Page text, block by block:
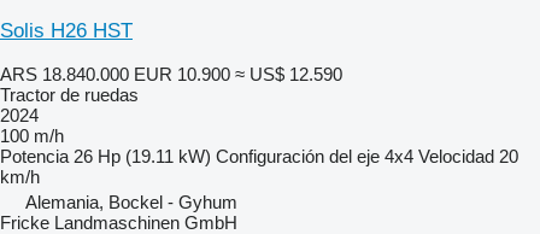
Solis H26 HST
ARS 18.840.000 EUR 10.900 ≈ US$ 12.590
Tractor de ruedas
2024
100 m/h
Potencia 26 Hp (19.11 kW) Configuración del eje 4x4 Velocidad 20
km/h
Alemania, Bockel - Gyhum
Fricke Landmaschinen GmbH